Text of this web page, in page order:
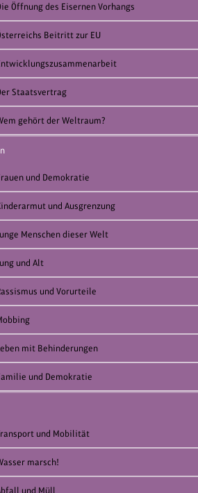
Öffnung des Eisernen Vorhangs
Beitritt zur EU
Staatsvertrag
gehört der Weltraum?
und Demokratie
und Ausgrenzung
Menschen dieser Welt
und Alt
und Vorurteile
mit Behinderungen
und Demokratie
und Mobilität
marsch!
und Müll